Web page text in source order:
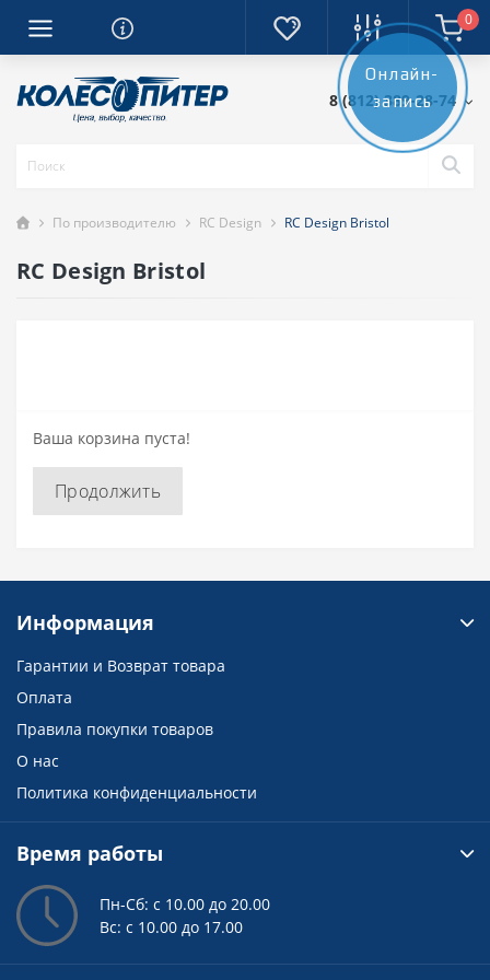
0
8 (812) 389-28-74
По производителю RC Design RC Design Bristol
RC Design Bristol
Ваша корзина пуста!
Продолжить
Онлайн-
запись
Информация
Гарантии и Возврат товара
Оплата
Правила покупки товаров
О нас
Политика конфиденциальности
Время работы
Пн-Сб: с 10.00 до 20.00
Вс: с 10.00 до 17.00